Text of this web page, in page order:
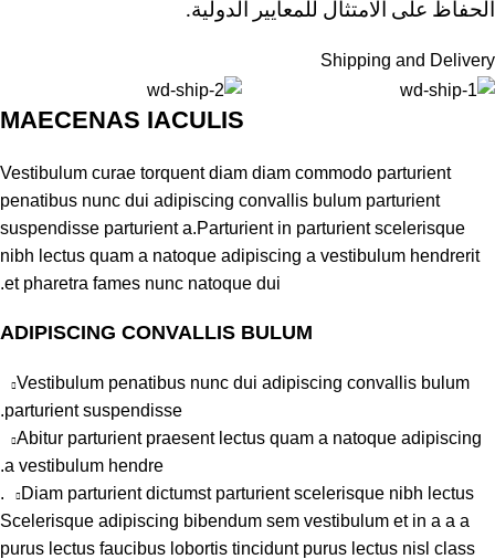
الحفاظ على الامتثال للمعايير الدولية.
Shipping and Delivery
MAECENAS IACULIS
Vestibulum curae torquent diam diam commodo parturient
penatibus nunc dui adipiscing convallis bulum parturient
suspendisse parturient a.Parturient in parturient scelerisque
nibh lectus quam a natoque adipiscing a vestibulum hendrerit
et pharetra fames nunc natoque dui.
ADIPISCING CONVALLIS BULUM
Vestibulum penatibus nunc dui adipiscing convallis bulum
parturient suspendisse.
Abitur parturient praesent lectus quam a natoque adipiscing
a vestibulum hendre.
Diam parturient dictumst parturient scelerisque nibh lectus.
Scelerisque adipiscing bibendum sem vestibulum et in a a a
purus lectus faucibus lobortis tincidunt purus lectus nisl class